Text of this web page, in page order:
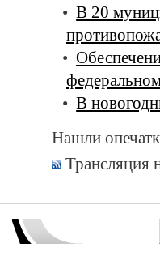
В 20
В
Нашли
Трансляция